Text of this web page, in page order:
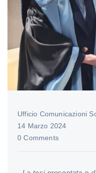
Ufficio Comunicazioni
14 Marzo 2024
0 Comments